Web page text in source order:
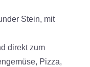
Stein, mit
direkt zum
Pizza,